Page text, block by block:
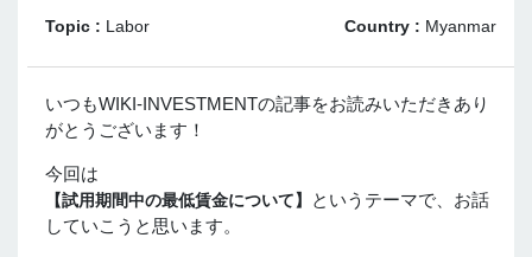
Topic : Labor Country : Myanmar
いつもWIKI-INVESTMENTの記事をお読みいただきあり
がとうございます！
今回は
【試用期間中の最低賃金について】
というテーマで、お話
していこうと思います。